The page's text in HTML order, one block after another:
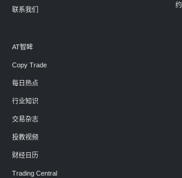
联系我们
约
AT智眸
Copy Trade
每日热点
行业知识
交易杂志
投教视频
财经日历
Trading Central